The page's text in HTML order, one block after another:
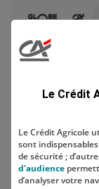
Le Crédit
Le Crédit Agricole
sont
de sécurité ;
d'audience
d’analyser votre